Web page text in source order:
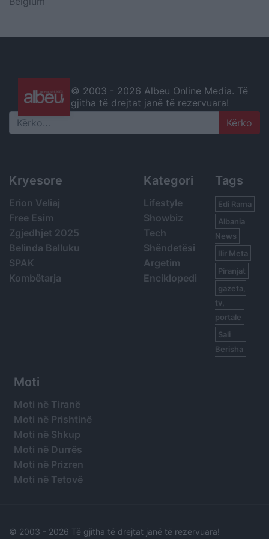
© 2003 - 2026 Albeu Online Media. Të
gjitha të drejtat janë të rezervuara!
Search
Kryesore
Erion Veliaj
Free Esim
Zgjedhjet 2025
Belinda Balluku
SPAK
Kombëtarja
Kategori
Lifestyle
Showbiz
Tech
Shëndetësi
Argetim
Enciklopedi
Tags
Edi Rama
Albania
News
Ilir Meta
Piranjat
gazeta,
tv,
portale
Sali
Berisha
Moti
Moti në Tiranë
Moti në Prishtinë
Moti në Shkup
Moti në Durrës
Moti në Prizren
Moti në Tetovë
© 2003 - 2026 Të gjitha të drejtat janë të rezervuara!